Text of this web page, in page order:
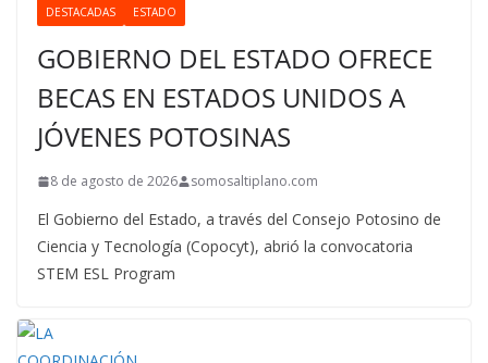
DESTACADAS ESTADO
GOBIERNO DEL ESTADO OFRECE
BECAS EN ESTADOS UNIDOS A
JÓVENES POTOSINAS
8 de agosto de 2026 somosaltiplano.com
El Gobierno del Estado, a través del Consejo Potosino de
Ciencia y Tecnología (Copocyt), abrió la convocatoria
STEM ESL Program